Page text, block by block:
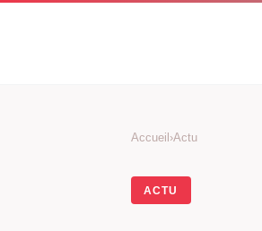
Accueil ›Actu
ACTU